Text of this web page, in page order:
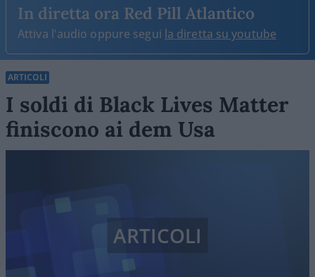
In diretta ora Red Pill Atlantico
Attiva l'audio oppure segui la diretta su youtube
ARTICOLI
I soldi di Black Lives Matter
finiscono ai dem Usa
ARTICOLI